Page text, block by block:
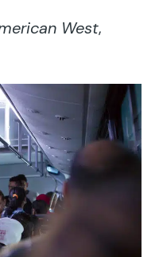
West,